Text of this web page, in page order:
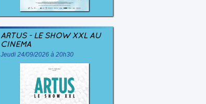
ARTUS - LE SHOW XXL AU
CINÉMA
Jeudi 24/09/2026 à 20h30